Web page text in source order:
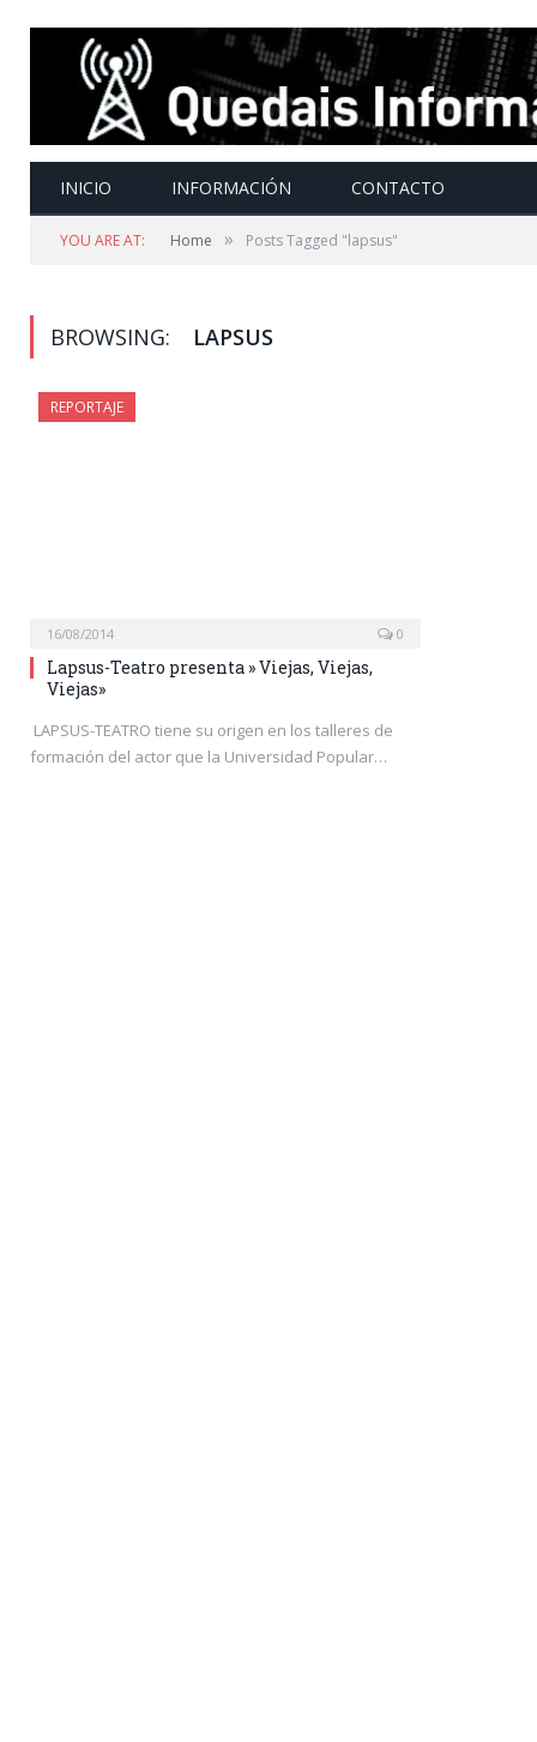
INICIO INFORMACIÓN CONTACTO
YOU ARE AT: Home » Posts Tagged "lapsus"
BROWSING: LAPSUS
REPORTAJE
16/08/2014 0
Lapsus-Teatro presenta » Viejas, Viejas,
Viejas»
LAPSUS-TEATRO tiene su origen en los talleres de
formación del actor que la Universidad Popular…